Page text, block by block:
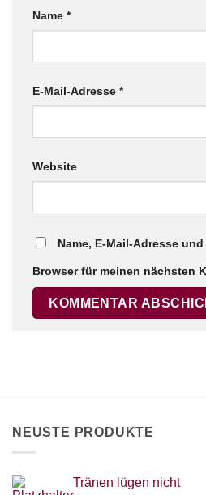
Name *
E-Mail-Adresse *
Website
Name, E-Mail-Adresse
Browser für meinen nächsten
NEUSTE PRODUKTE
Tränen lügen nicht